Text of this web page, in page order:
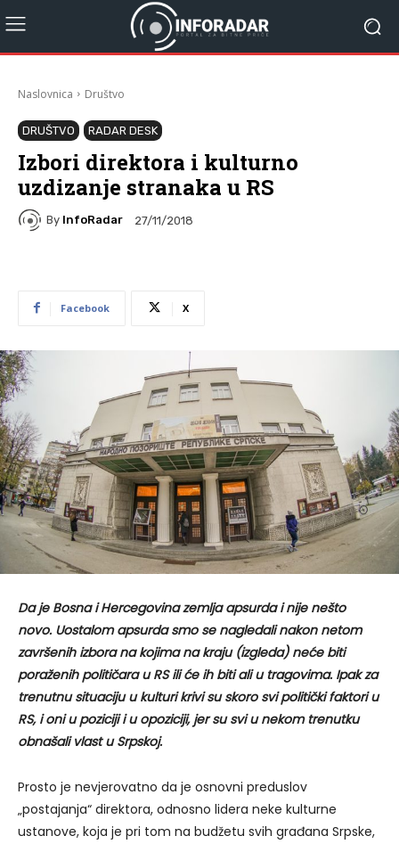
Naslovnica Društvo
DRUŠTVO RADAR DESK
Izbori direktora i kulturno
uzdizanje stranaka u RS
By InfoRadar 27/11/2018
Facebook X
Da je Bosna i Hercegovina zemlja apsurda i nije nešto
novo. Uostalom apsurda smo se nagledali nakon netom
završenih izbora na kojima na kraju (izgleda) neće biti
poraženih političara u RS ili će ih biti ali u tragovima. Ipak za
trenutnu situaciju u kulturi krivi su skoro svi politički faktori u
RS, i oni u poziciji i u opoziciji, jer su svi u nekom trenutku
obnašali vlast u Srpskoj.
Prosto je nevjerovatno da je osnovni preduslov
„postajanja“ direktora, odnosno lidera neke kulturne
ustanove, koja je pri tom na budžetu svih građana Srpske,